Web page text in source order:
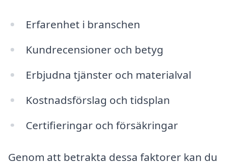
Erfarenhet i branschen
Kundrecensioner och betyg
Erbjudna tjänster och materialval
Kostnadsförslag och tidsplan
Certifieringar och försäkringar
Genom att betrakta dessa faktorer kan du